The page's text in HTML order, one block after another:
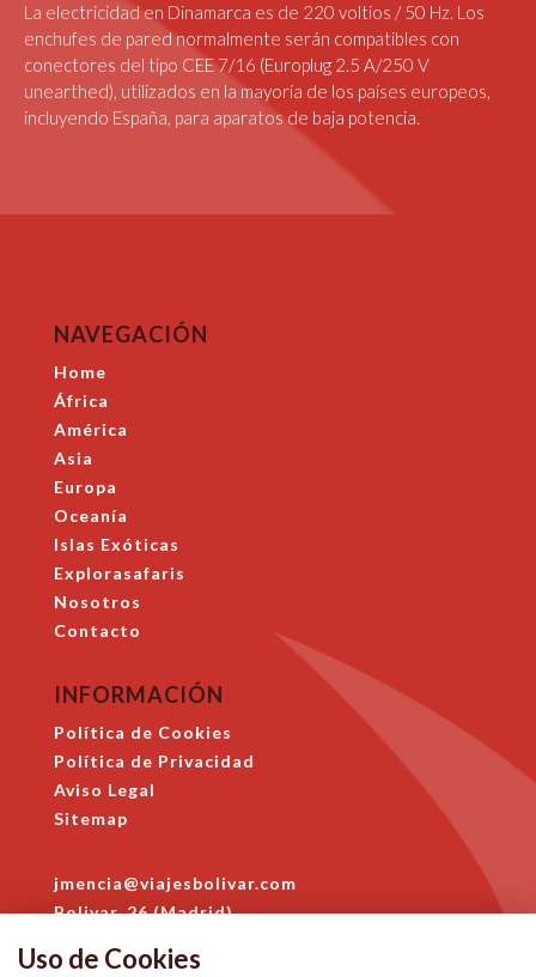
La electricidad en Dinamarca es de 220 voltios / 50 Hz. Los
enchufes de pared normalmente serán compatibles con
conectores del tipo CEE 7/16 (Europlug 2.5 A/250 V
unearthed), utilizados en la mayoría de los países europeos,
incluyendo España, para aparatos de baja potencia.
NAVEGACIÓN
Home
África
América
Asia
Europa
Oceanía
Islas Exóticas
Explorasafaris
Nosotros
Contacto
INFORMACIÓN
Política de Cookies
Política de Privacidad
Aviso Legal
Sitemap
jmencia@viajesbolivar.com
Bolivar, 26 (Madrid)
Uso de Cookies